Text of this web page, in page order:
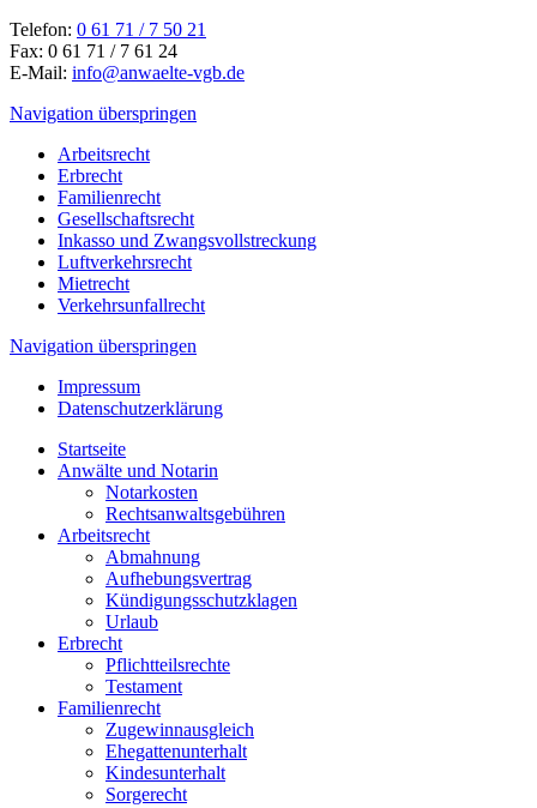
Telefon: 0 61 71 / 7 50 21
Fax: 0 61 71 / 7 61 24
E-Mail: info@anwaelte-vgb.de
Navigation überspringen
Arbeitsrecht
Erbrecht
Familienrecht
Gesellschaftsrecht
Inkasso und Zwangsvollstreckung
Luftverkehrsrecht
Mietrecht
Verkehrsunfallrecht
Navigation überspringen
Impressum
Datenschutzerklärung
Startseite
Anwälte und Notarin
Notarkosten
Rechtsanwaltsgebühren
Arbeitsrecht
Abmahnung
Aufhebungsvertrag
Kündigungsschutzklagen
Urlaub
Erbrecht
Pflichtteilsrechte
Testament
Familienrecht
Zugewinnausgleich
Ehegattenunterhalt
Kindesunterhalt
Sorgerecht